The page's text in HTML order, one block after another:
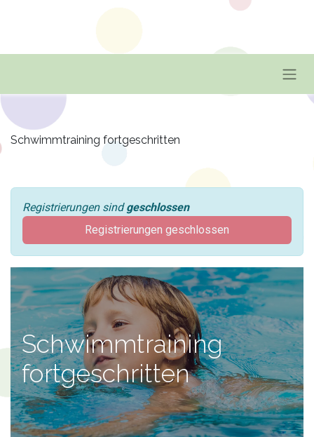
Schwimmtraining fortgeschritten
Registrierungen sindgeschlossen
Registrierungen geschlossen
Schwimmtraining
fortgeschritten